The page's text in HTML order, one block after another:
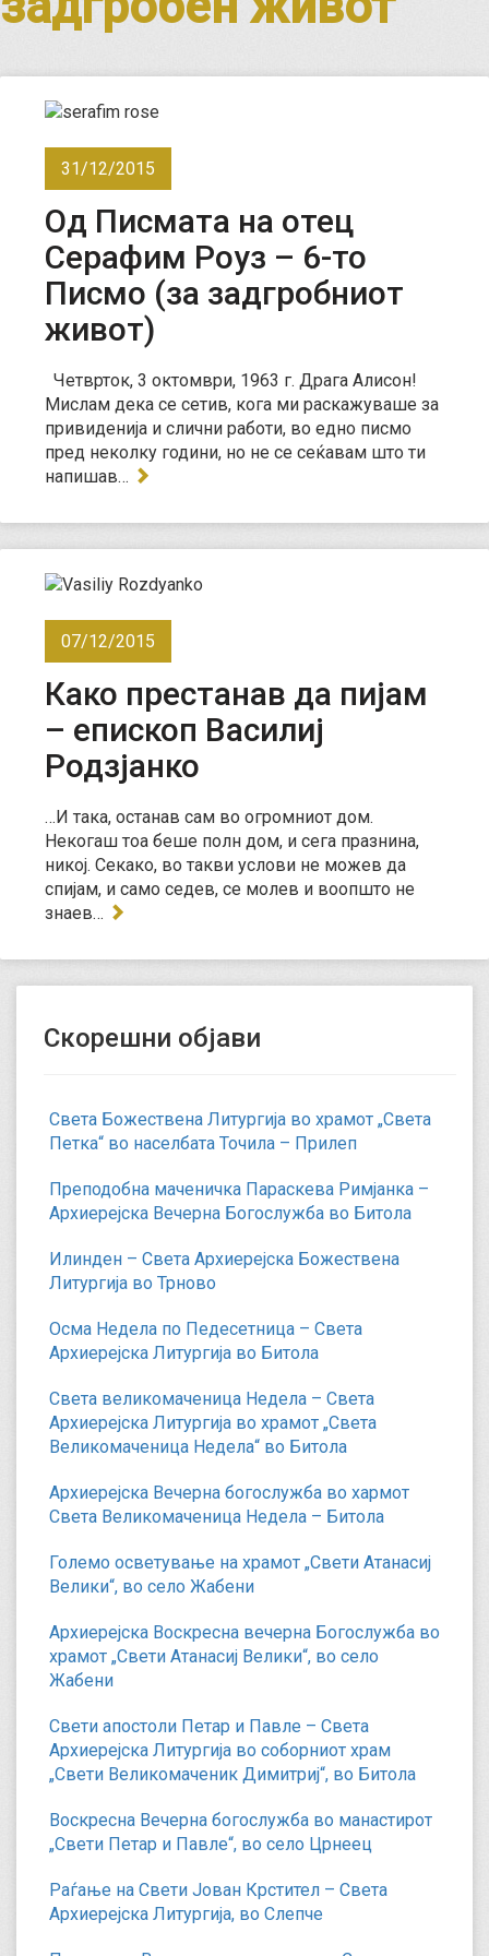
31/12/2015
Од Писмата на отец
Серафим Роуз – 6-то
Писмо (за задгробниот
живот)
Четврток, 3 октомври, 1963 г. Драга Алисон!
Мислам дека се сетив, кога ми раскажуваше за
привиденија и слични работи, во едно писмо
пред неколку години, но не се сеќавам што ти
напишав…
07/12/2015
Како престанав да пијам
– епископ Василиј
Родзјанко
…И така, останав сам во огромниот дом.
Некогаш тоа беше полн дом, и сега празнина,
никој. Секако, во такви услови не можев да
спијам, и само седев, се молев и воопшто не
знаев…
Скорешни објави
Света Божествена Литургија во храмот „Света
Петка“ во населбата Точила – Прилеп
Преподобна маченичка Параскева Римјанка –
Архиерејска Вечерна Богослужба во Битола
Илинден – Света Архиерејска Божествена
Литургија во Трново
Осма Недела по Педесетница – Света
Архиерејска Литургија во Битола
Света великомаченица Недела – Света
Архиерејска Литургија во храмот „Света
Великомаченица Недела“ во Битола
Архиерејска Вечерна богослужба во хармот
Света Великомаченица Недела – Битола
Големо осветување на храмот „Свети Атанасиј
Велики“, во село Жабени
Архиерејска Воскресна вечерна Богослужба во
храмот „Свети Атанасиј Велики“, во село
Жабени
Свети апостоли Петар и Павле – Света
Архиерејска Литургија во соборниот храм
„Свети Великомаченик Димитриј“, во Битола
Воскресна Вечерна богослужба во манастирот
„Свети Петар и Павле“, во село Црнеец
Раѓање на Свети Јован Крстител – Света
Архиерејска Литургија, во Слепче